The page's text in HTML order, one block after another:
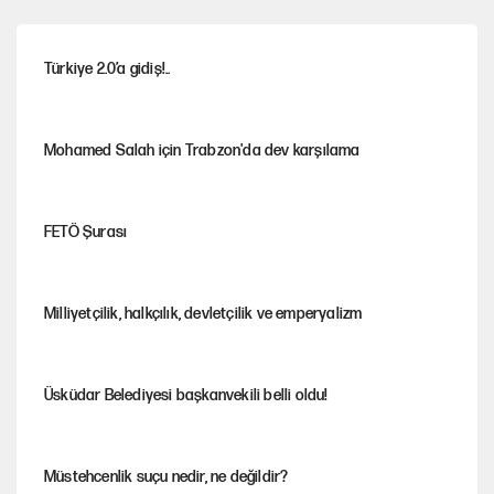
Türkiye 2.0’a gidiş!..
Mohamed Salah için Trabzon'da dev karşılama
FETÖ Şurası
Milliyetçilik, halkçılık, devletçilik ve emperyalizm
Üsküdar Belediyesi başkanvekili belli oldu!
Müstehcenlik suçu nedir, ne değildir?